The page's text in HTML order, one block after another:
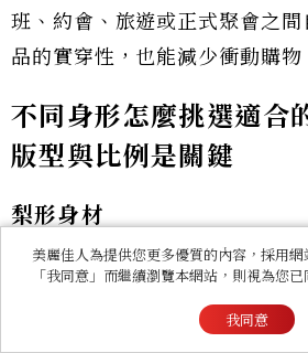
班、約會、旅遊或正式聚會之
品的實穿性，也能減少衝動購物
不同身形怎麼挑選適合
版型與比例是關鍵
梨形身材
基本特徵：梨形身材通常是上半
胸圍相對窄，腰線較明顯，而臀
為突出。整體視覺重心多集中在
美麗佳人為提供您更多優質的內容，採用
「我同意」而繼續瀏覽本網站，則視為您
我同意